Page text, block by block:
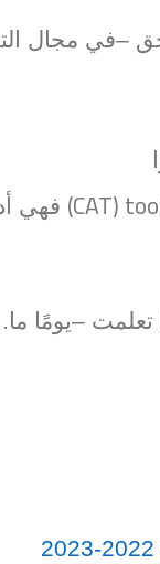
–في مجال
(CAT) فهي
–يومًا ما.